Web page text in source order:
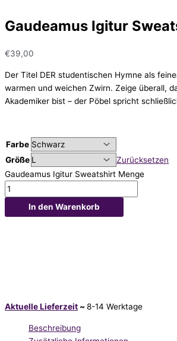
Gaudeamus Igitur
€39,00
Der Titel DER studentischen Hymne als
warmen und weichen Zwirn. Zeige überall,
Akademiker bist – der Pöbel spricht
Farbe
Größe
Zurücksetzen
Gaudeamus Igitur Sweatshirt Menge
In den Warenkorb
Aktuelle Lieferzeit ~8-14 Werktage
Beschreibung